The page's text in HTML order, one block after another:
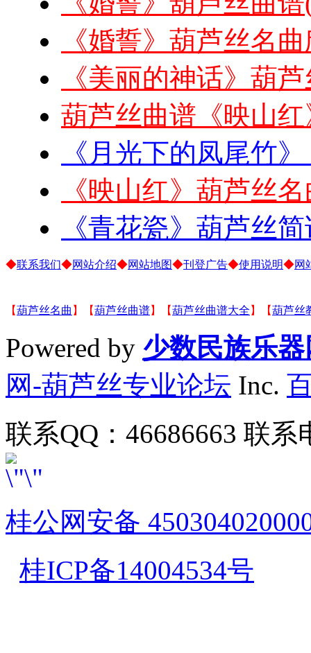
《婚誓》葫芦丝名
《美丽的神话》葫
葫芦丝曲谱《映山
《月光下的凤尾竹
《映山红》葫芦丝
《青花瓷》葫芦丝
◆联系我们◆网站介绍◆网站地图◆刊登广告◆使用说明◆网
【葫芦丝名曲 】【葫芦丝曲谱】【葫芦丝曲谱大全 】【葫芦丝
Powered by 少数民族乐器
网-葫芦丝专业论坛 Inc.
联系QQ：46686663 联
桂公网安备
桂ICP备14004534号